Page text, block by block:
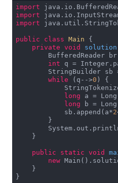
import
import
import
public class Main
{
private void solution
BufferedReader
int q =
StringBuilder sb
while (q-->0 ) {
long a =
long b =
            sb.append(a*
2
        }
    }
public static void
new
    }
}